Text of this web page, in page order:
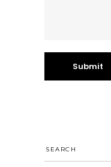
Search
for: